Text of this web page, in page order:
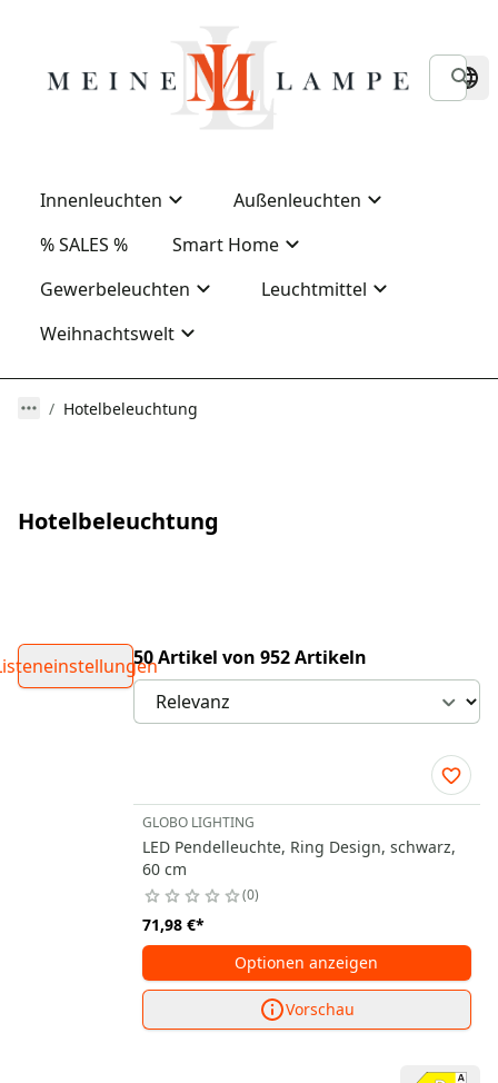
Innenleuchten
Außenleuchten
% SALES %
Smart Home
Gewerbeleuchten
Leuchtmittel
Weihnachtswelt
Hotelbeleuchtung
Hotelbeleuchtung
50 Artikel von 952 Artikeln
GLOBO LIGHTING
LED Pendelleuchte, Ring Design, schwarz,
60 cm
0
71,98 €*
Optionen anzeigen
Vorschau